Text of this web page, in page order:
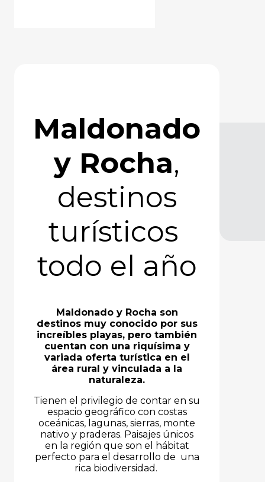
Maldonado
y Rocha,
destinos
turísticos
todo el año
Maldonado y Rocha son
destinos muy conocido por sus
increíbles playas, pero también
cuentan con una riquísima y
variada oferta turística en el
área rural y vinculada a la
naturaleza.
Tienen el privilegio de contar en su
espacio geográfico con costas
oceánicas, lagunas, sierras, monte
nativo y praderas. Paisajes únicos
en la región que son el hábitat
perfecto para el desarrollo de una
rica biodiversidad.